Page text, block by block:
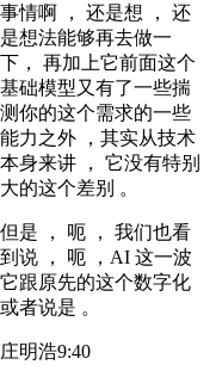
事情啊 ， 还是想 ， 还
是想法能够再去做一
下， 再加上它前面这个
基础模型又有了一些揣
测你的这个需求的一些
能力之外 ，其实从技术
本身来讲 ， 它没有特别
大的这个差别 。
但是 ， 呃 ， 我们也看
到说 ， 呃 ，AI 这一波
它跟原先的这个数字化
或者说是 。
庄明浩9:40